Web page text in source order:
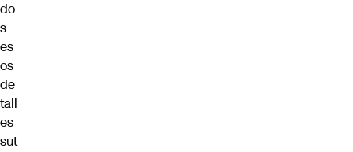
do
s
es
os
de
tall
es
sut